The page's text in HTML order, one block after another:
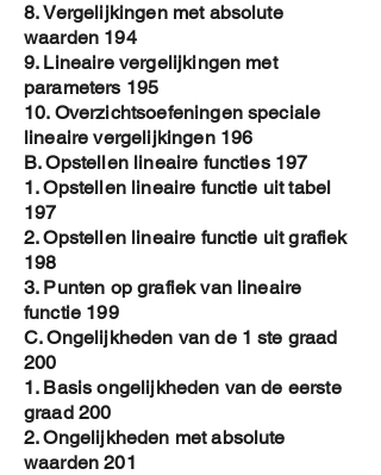
8. Vergelijkingen met absolute
waarden 194
9. Lineaire vergelijkingen met
parameters 195
10. Overzichtsoefeningen speciale
lineaire vergelijkingen 196
B. Opstellen lineaire functies 197
1. Opstellen lineaire functie uit tabel
197
2. Opstellen lineaire functie uit grafiek
198
3. Punten op grafiek van lineaire
functie 199
C. Ongelijkheden van de 1 ste graad
200
1. Basis ongelijkheden van de eerste
graad 200
2. Ongelijkheden met absolute
waarden 201